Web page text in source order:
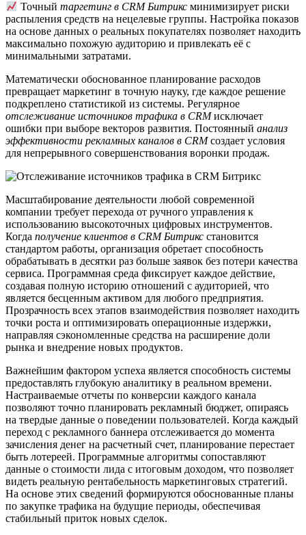
Точныйтаргетинг в CRM Битрикс минимизирует риски
распыления средств на нецелевые группы. Настройка показов
на основе данных о реальных покупателях позволяет находить
максимально похожую аудиторию и привлекать её с
минимальными затратами.
Математически обоснованное планирование расходов
превращает маркетинг в точную науку, где каждое решение
подкреплено статистикой из системы. Регулярное
отслеживание источников трафика в CRMисключает
ошибки при выборе векторов развития. Постоянный анализ
эффективности рекламных каналов в CRMсоздает условия
для непрерывного совершенствования воронки продаж.
Масштабирование деятельности любой современной
компании требует перехода от ручного управления к
использованию высокоточных цифровых инструментов.
Когда получение клиентов в CRM Битрикс становится
стандартом работы, организация обретает способность
обрабатывать в десятки раз больше заявок без потери качества
сервиса. Программная среда фиксирует каждое действие,
создавая полную историю отношений с аудиторией, что
является бесценным активом для любого предприятия.
Прозрачность всех этапов взаимодействия позволяет находить
точки роста и оптимизировать операционные издержки,
направляя сэкономленные средства на расширение доли
рынка и внедрение новых продуктов.
Важнейшим фактором успеха является способность системы
предоставлять глубокую аналитику в реальном времени.
Настраиваемые отчеты по конверсии каждого канала
позволяют точно планировать рекламный бюджет, опираясь
на твердые данные о поведении пользователей. Когда каждый
переход с рекламного баннера отслеживается до момента
зачисления денег на расчетный счет, планирование перестает
быть лотереей. Программные алгоритмы сопоставляют
данные о стоимости лида с итоговым доходом, что позволяет
видеть реальную рентабельность маркетинговых стратегий.
На основе этих сведений формируются обоснованные планы
по закупке трафика на будущие периоды, обеспечивая
стабильный приток новых сделок.